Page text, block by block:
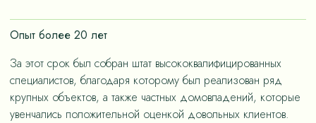
Опыт более 20 лет
За этот срок был собран штат высококвалифицированных
специалистов, благодаря которому был реализован ряд
крупных объектов, а также частных домовладений, которые
увенчались положительной оценкой довольных клиентов.